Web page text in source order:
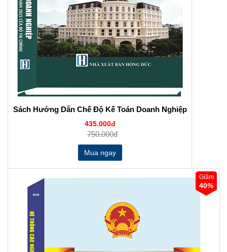
Sách Hướng Dẫn Chế Độ Kế Toán Doanh Nghiệp
435.000đ
750.000đ
Giảm
40%